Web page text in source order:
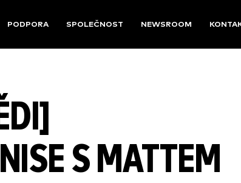
PODPORA SPOLEČNOST NEWSROOM
S MATTEM